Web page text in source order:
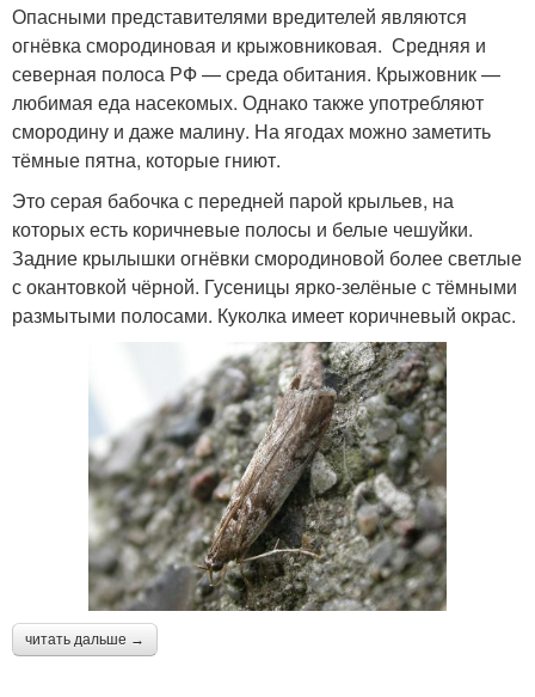
Опасными представителями вредителей являются
огнёвка смородиновая и крыжовниковая. Средняя и
северная полоса РФ — среда обитания. Крыжовник —
любимая еда насекомых. Однако также употребляют
смородину и даже малину. На ягодах можно заметить
тёмные пятна, которые гниют.
Это серая бабочка с передней парой крыльев, на
которых есть коричневые полосы и белые чешуйки.
Задние крылышки огнёвки смородиновой более светлые
с окантовкой чёрной. Гусеницы ярко-зелёные с тёмными
размытыми полосами. Куколка имеет коричневый окрас.
читать дальше →